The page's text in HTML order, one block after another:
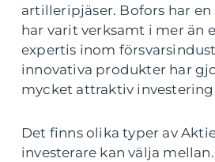
artilleripjäser. Bofors har
har varit verksamt i mer än
expertis inom
innovativa produkter har
mycket attraktiv
Det finns olika typer av
investerare kan välja